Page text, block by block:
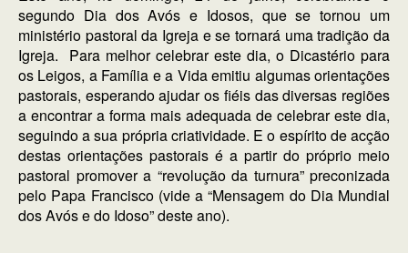
segundo Dia dos Avós e Idosos, que se tornou um
ministério pastoral da Igreja e se tornará uma tradição da
Igreja. Para melhor celebrar este dia, o Dicastério para
os Leigos, a Família e a Vida emitiu algumas orientações
pastorais, esperando ajudar os fiéis das diversas regiões
a encontrar a forma mais adequada de celebrar este dia,
seguindo a sua própria criatividade. E o espírito de acção
destas orientações pastorais é a partir do próprio meio
pastoral promover a “revolução da turnura” preconizada
pelo Papa Francisco (vide a “Mensagem do Dia Mundial
dos Avós e do Idoso” deste ano).